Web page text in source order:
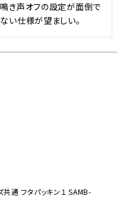
き声オフの設定が面倒で
い仕様が望ましい。
通 フタパッキン１ SAMB-